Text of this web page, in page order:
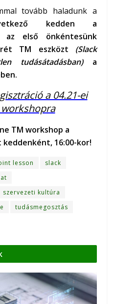
tovább haladunk a
kedden a
az első önkéntesünk
TM eszközt (Slack
tudásátadásban)a
a 04.21-ei
TM workshop a
16:00-kor!
lesson
slack
szervezeti kultúra
tudásmegosztás